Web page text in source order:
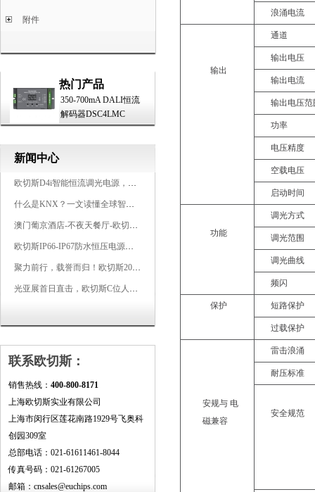
附件
热门产品
350-700mA DALI恒流
解码器DSC4LMC
新闻中心
欧切斯D4i智能恒流调光电源，引领未来照明生态
什么是KNX？一文读懂全球智能建筑控制标准
澳门葡京酒店-不夜天餐厅-欧切斯KNX智能控制系统打造高端智慧空间
欧切斯IP66-IP67防水恒压电源，无惧风雨，智稳如一
聚力前行，载誉而归！欧切斯2026光亚展完美收官
光亚展首日直击，欧切斯C位人气爆棚-双奖加冕，实力再出圈
联系欧切斯：
销售热线： 400-800-8171
上海欧切斯实业有限公司
上海市闵行区莲花南路1929号飞奥科
创园309室
总部电话：021-61611461-8044
传真号码：021-61267005
邮箱：cnsales@euchips.com
浪涌电流
输出
通道
输出电压
输出电流
输出电压范
功率
电压精度
空载电压
启动时间
功能
调光方式
调光范围
调光曲线
频闪
保护 短路保护
过载保护
安规与 电
磁兼容
雷击浪涌
耐压标准
安全规范